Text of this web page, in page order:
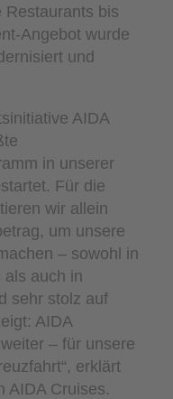
Restaurants bis
Angebot wurde
und
AIDA
in unserer
Für die
wir allein
um unsere
– sowohl in
als auch in
sehr stolz auf
AIDA
– für unsere
erklärt
AIDA Cruises.